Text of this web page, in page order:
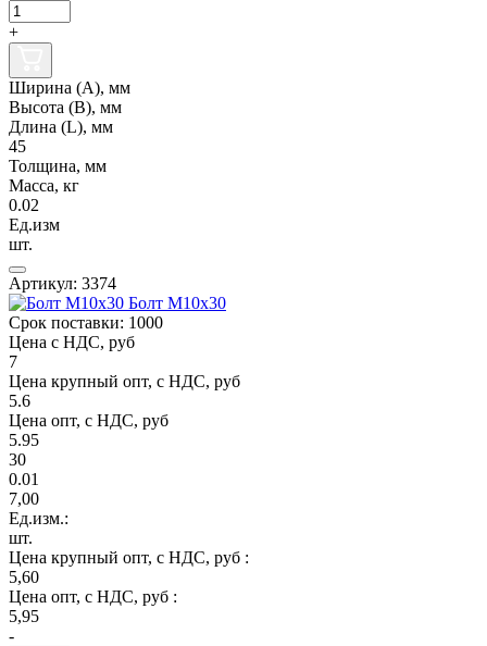
+
Ширина (А), мм
Высота (В), мм
Длина (L), мм
45
Толщина, мм
Масса, кг
0.02
Ед.изм
шт.
Артикул: 3374
Болт М10х30
Срок поставки: 1000
Цена с НДС, руб
7
Цена крупный опт, с НДС, руб
5.6
Цена опт, с НДС, руб
5.95
30
0.01
7,00
Ед.изм.:
шт.
Цена крупный опт, с НДС, руб :
5,60
Цена опт, с НДС, руб :
5,95
-